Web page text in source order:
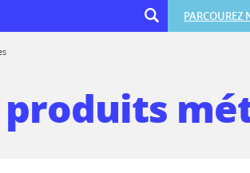
PARCOUREZ
produits